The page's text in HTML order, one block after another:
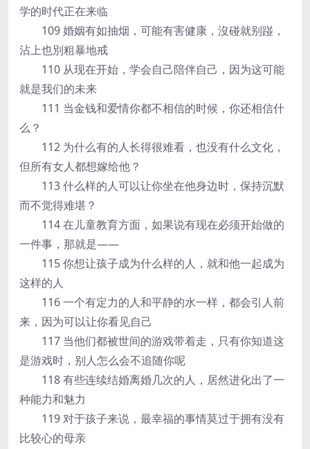
学的时代正在来临
109 婚姻有如抽烟，可能有害健康，沒碰就别踫，
沾上也別粗暴地戒
110 从现在开始，学会自己陪伴自己，因为这可能
就是我们的未来
111 当金钱和爱情你都不相信的时候，你还相信什
么？
112 为什么有的人长得很难看，也没有什么文化，
但所有女人都想嫁给他？
113 什么样的人可以让你坐在他身边时，保持沉默
而不觉得难堪？
114 在儿童教育方面，如果说有现在必须开始做的
一件事，那就是——
115 你想让孩子成为什么样的人，就和他一起成为
这样的人
116 一个有定力的人和平静的水一样，都会引人前
来，因为可以让你看见自己
117 当他们都被世间的游戏带着走，只有你知道这
是游戏时，别人怎么会不追随你呢
118 有些连续结婚离婚几次的人，居然进化出了一
种能力和魅力
119 对于孩子来说，最幸福的事情莫过于拥有没有
比较心的母亲